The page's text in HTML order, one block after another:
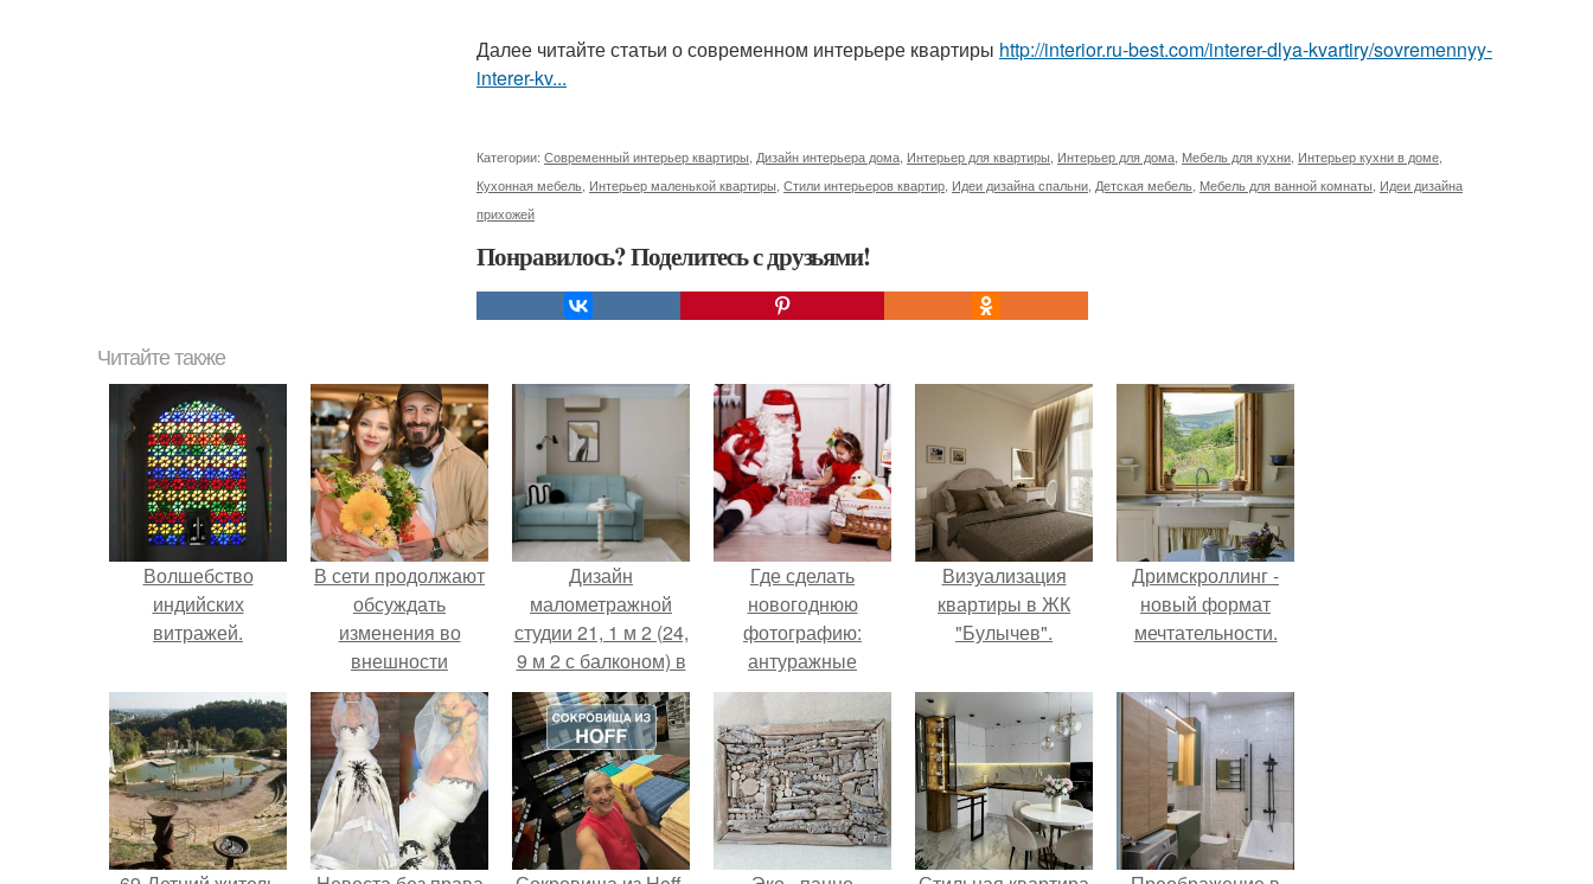
Далее читайте статьи о современном интерьере квартиры http://interior.ru-best.com/interer-dlya-kvartiry/sovremennyy-
interer-kv...
Категории: Современный интерьер квартиры Дизайн интерьера дома Интерьер для квартиры Интерьер для дома Мебель для кухни Интерьер кухни в доме
Кухонная мебель Интерьер маленькой квартиры Стили интерьеров квартир Идеи дизайна спальни Детская мебель Мебель для ванной комнаты Идеи дизайна
прихожей
Понравилось? Поделитесь с друзьями!
Читайте также
Волшебство
индийских
витражей.
В сети продолжают
обсуждать
изменения во
внешности
актрисы.
Дизайн
малометражной
студии 21, 1 м 2 (24,
9 м 2 с балконом) в
Краснодаре.
Где сделать
новогоднюю
фотографию:
антуражные
фотозоны в
Петербурге.
Визуализация
квартиры в ЖК
"Булычев".
Дримскроллинг -
новый формат
мечтательности.